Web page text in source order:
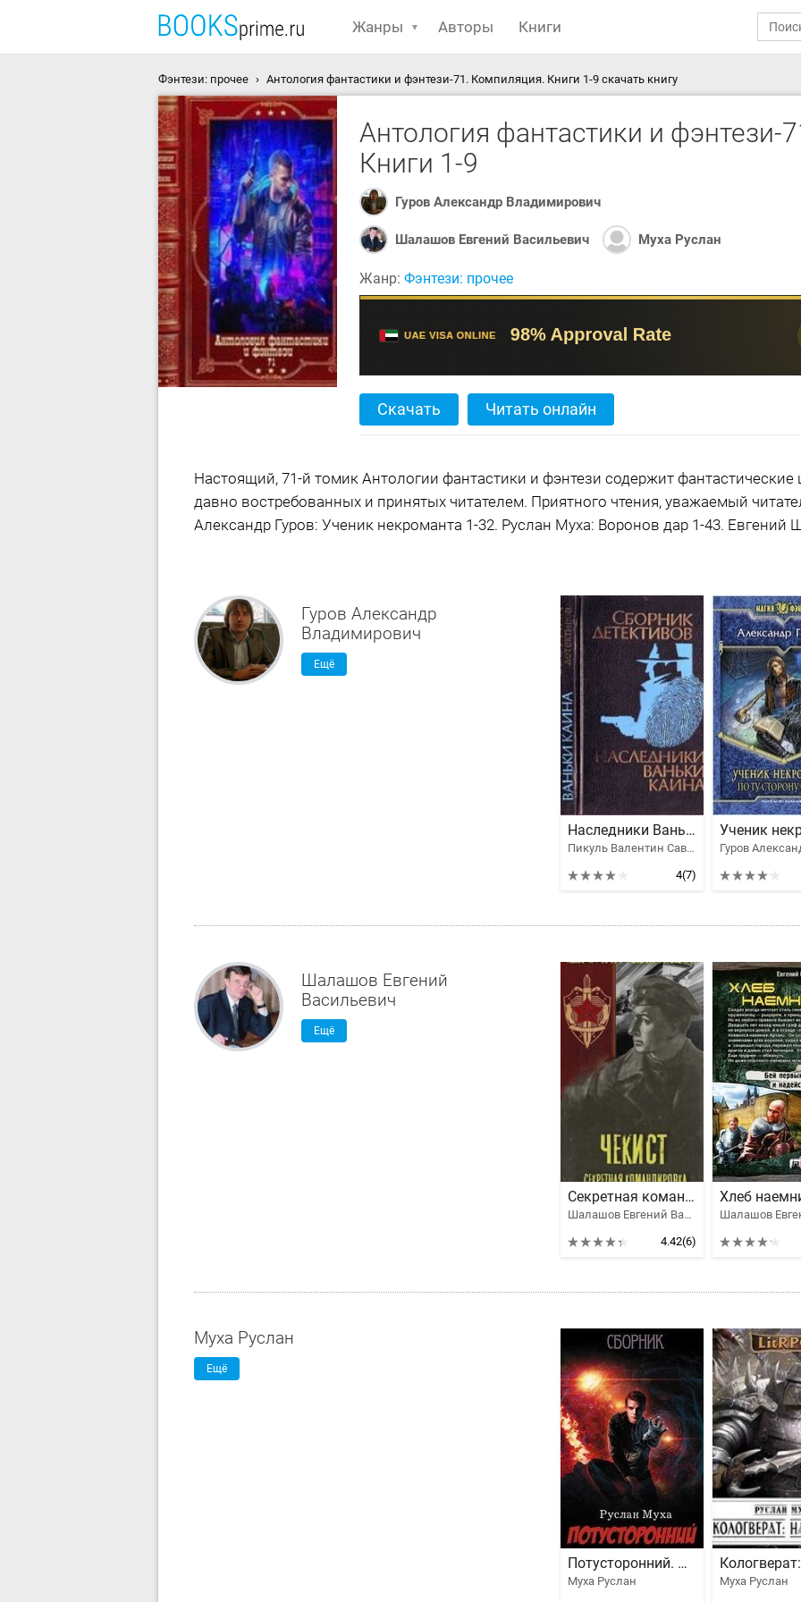
Жанры Авторы Книги
Фэнтези: прочее Антология фантастики и фэнтези-71. Компиляция. Книги 1-9 скачать книгу
Антология фантастики и фэнтези-
Книги 1-9
Гуров Александр Владимирович
Шалашов Евгений Васильевич Муха Руслан
Жанр: Фэнтези: прочее
Скачать Читать онлайн
Настоящий, 71-й томик Антологии фантастики и фэнтези содержит
давно востребованных и принятых читателем. Приятного чтения, уважаемый
Александр Гуров: Ученик некроманта 1-32. Руслан Муха: Воронов дар 1-43.
Гуров Александр
Владимирович
Ещё
Наследники Ваньки Каина
Пикуль Валентин Саввич, Гуров Александр Владимирович, Веденеев Василий Владимирович, Файбышенко Юлий Иосифович
4(7)
Шалашов Евгений
Васильевич
Ещё
Секретная командировка
Шалашов Евгений Васильевич
4.42(6)
Хлеб
Муха Руслан
Ещё
Потусторонний. Пенталогия
Муха Руслан
Муха Руслан